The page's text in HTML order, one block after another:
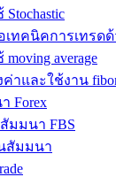
ทคนิคการเทรดด้
average
าและใช้งาน
Forex
มมนา FBS
สัมมนา